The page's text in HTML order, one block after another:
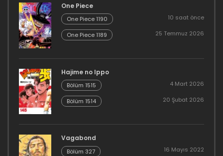
One Piece
One Piece 1190 10 saat önce
One Piece 1189 25 Temmuz 2026
Hajime no Ippo
Bölüm 1515 4 Mart 2026
Bölüm 1514 20 Şubat 2026
Vagabond
Bölüm 327 16 Mayıs 2022